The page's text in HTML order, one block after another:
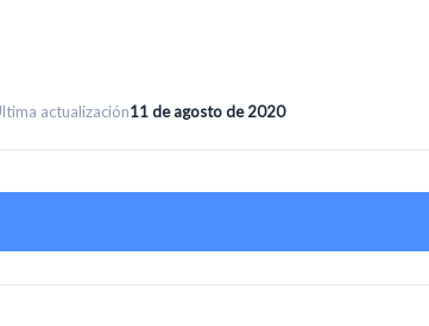
actualización11 de agosto de 2020